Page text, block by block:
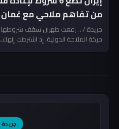
من تفاهم ملاحي مع عُمان
جريدة / .. رفعت طهران سقف شروطها
حركة الملاحة الدولية، إذ اشترطت
جريدة